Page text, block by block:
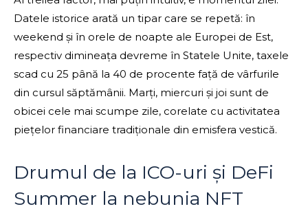
Datele istorice arată un tipar care se repetă: în
weekend și în orele de noapte ale Europei de Est,
respectiv dimineața devreme în Statele Unite, taxele
scad cu 25 până la 40 de procente față de vârfurile
din cursul săptămânii. Marți, miercuri și joi sunt de
obicei cele mai scumpe zile, corelate cu activitatea
piețelor financiare tradiționale din emisfera vestică.
Drumul de la ICO-uri și DeFi
Summer la nebunia NFT